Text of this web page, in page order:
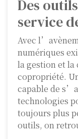
Des
service
Avec
numériques
la gestion et
copropriété.
capable de
technologies
toujours plus
outils, on